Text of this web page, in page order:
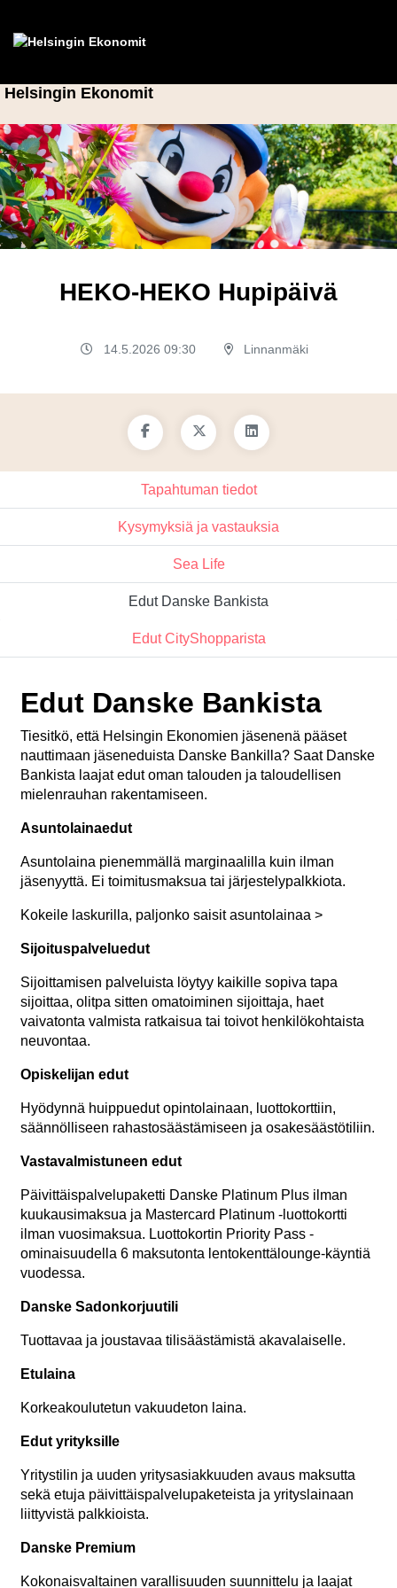
Helsingin Ekonomit
HEKO-HEKO Hupipäivä
14.5.2026 09:30 Linnanmäki
Tapahtuman tiedot
Kysymyksiä ja vastauksia
Sea Life
Edut Danske Bankista
Edut CityShopparista
Edut Danske Bankista
Tiesitkö, että Helsingin Ekonomien jäsenenä pääset
nauttimaan jäseneduista Danske Bankilla? Saat Danske
Bankista laajat edut oman talouden ja taloudellisen
mielenrauhan rakentamiseen.
Asuntolainaedut
Asuntolaina pienemmällä marginaalilla kuin ilman
jäsenyyttä. Ei toimitusmaksua tai järjestelypalkkiota.
Kokeile laskurilla, paljonko saisit asuntolainaa >
Sijoituspalveluedut
Sijoittamisen palveluista löytyy kaikille sopiva tapa
sijoittaa, olitpa sitten omatoiminen sijoittaja, haet
vaivatonta valmista ratkaisua tai toivot henkilökohtaista
neuvontaa.
Opiskelijan edut
Hyödynnä huippuedut opintolainaan, luottokorttiin,
säännölliseen rahastosäästämiseen ja osakesäästötiliin.
Vastavalmistuneen edut
Päivittäispalvelupaketti Danske Platinum Plus ilman
kuukausimaksua ja Mastercard Platinum -luottokortti
ilman vuosimaksua. Luottokortin Priority Pass -
ominaisuudella 6 maksutonta lentokenttälounge-käyntiä
vuodessa.
Danske Sadonkorjuutili
Tuottavaa ja joustavaa tilisäästämistä akavalaiselle.
Etulaina
Korkeakoulutetun vakuudeton laina.
Edut yrityksille
Yritystilin ja uuden yritysasiakkuuden avaus maksutta
sekä etuja päivittäispalvelupaketeista ja yrityslainaan
liittyvistä palkkioista.
Danske Premium
Kokonaisvaltainen varallisuuden suunnittelu ja laajat